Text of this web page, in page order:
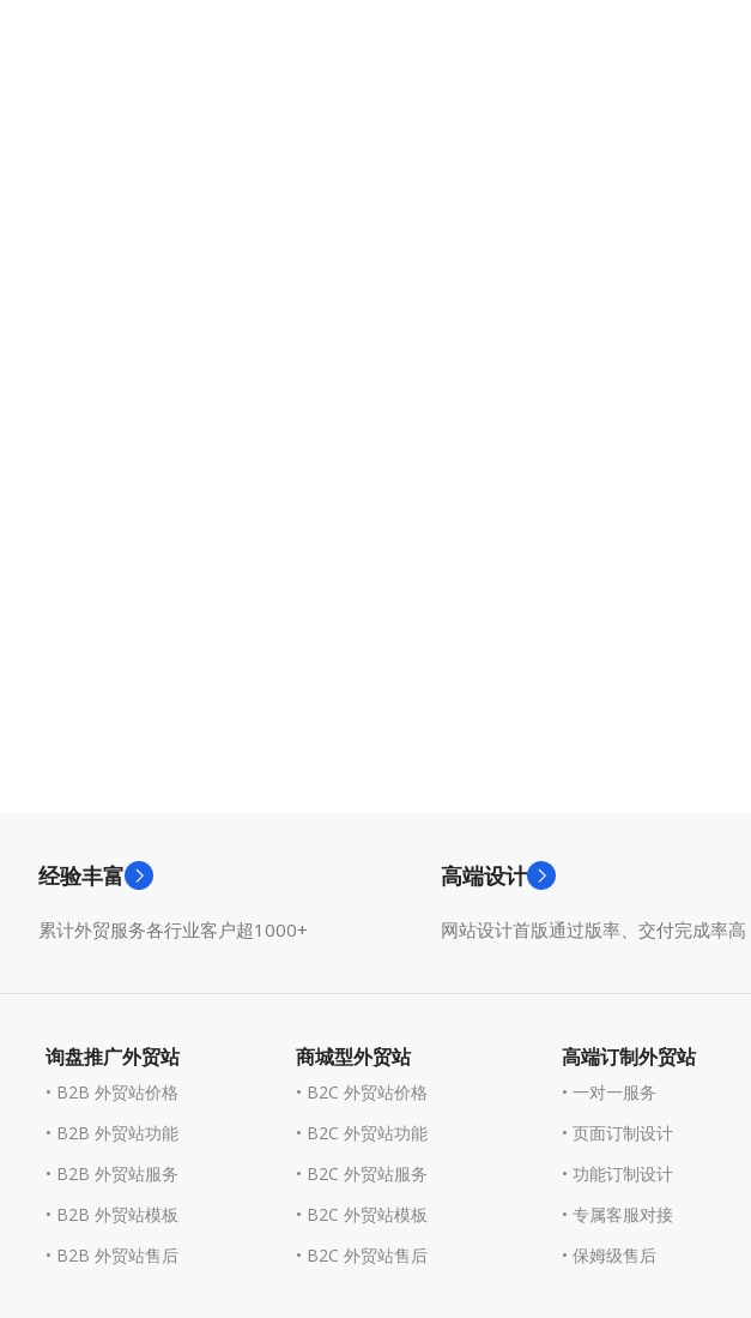
经验丰富
累计外贸服务各行业客户超1000+
高端设计
网站设计首版通过版率、交付完成率高
询盘推广外贸站
• B2B 外贸站价格
• B2B 外贸站功能
• B2B 外贸站服务
• B2B 外贸站模板
• B2B 外贸站售后
商城型外贸站
• B2C 外贸站价格
• B2C 外贸站功能
• B2C 外贸站服务
• B2C 外贸站模板
• B2C 外贸站售后
高端订制外贸站
• 一对一服务
• 页面订制设计
• 功能订制设计
• 专属客服对接
• 保姆级售后